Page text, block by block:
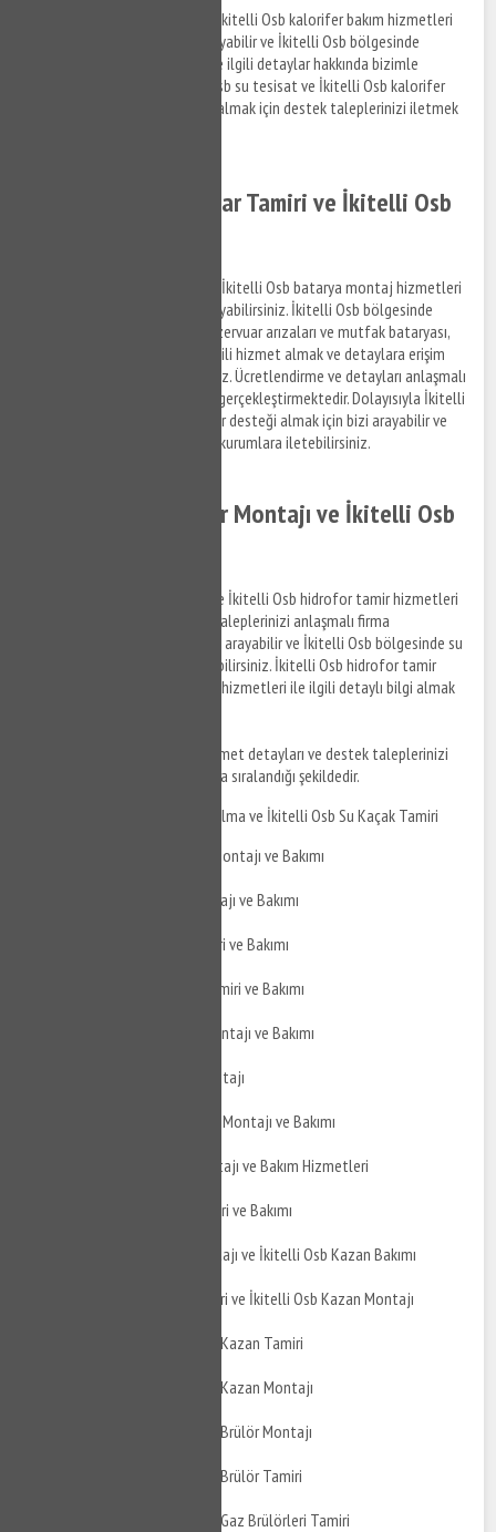
İkitelli Osb kalorifer tamiri ve İkitelli Osb kalorifer bakım hizmetleri
ile ilgili bilgi almak için bizi arayabilir ve İkitelli Osb bölgesinde
yaşadığınız tesisat sorunları ile ilgili detaylar hakkında bizimle
iletişim kurabilirsiniz. İkitelli Osb su tesisat ve İkitelli Osb kalorifer
tamiri hizmetleri ile ilgili bilgi almak için destek taleplerinizi iletmek
İkitelli Osb Rezervuar Tamiri ve İkitelli Osb
İkitelli Osb rezervuar tamiri ve İkitelli Osb batarya montaj hizmetleri
ile ilgili bilgi almak için bizi arayabilirsiniz. İkitelli Osb bölgesinde
yaşamış olduğunuz gömme rezervuar arızaları ve mutfak bataryası,
banyo bataryası arızaları ile ilgili hizmet almak ve detaylara erişim
sağlamak için bizi arayabilirsiniz. Ücretlendirme ve detayları anlaşmalı
olduğumuz firma personelleri gerçekleştirmektedir. Dolayısıyla İkitelli
Osb bölgesinde rezervuar tamir desteği almak için bizi arayabilir ve
destek taleplerinizi anlaşmalı kurumlara iletebilirsiniz.
İkitelli Osb Hidrofor Montajı ve İkitelli Osb
İkitelli Osb hidrofor montajı ve İkitelli Osb hidrofor tamir hizmetleri
ile ilgili bilgi almak ve destek taleplerinizi anlaşmalı firma
personellerine iletmek için bizi arayabilir ve İkitelli Osb bölgesinde su
tesisat tamiri ile ilgili bilgi alabilirsiniz. İkitelli Osb hidrofor tamir
hizmetleri ve hidrofor montaj hizmetleri ile ilgili detaylı bilgi almak
hizmet detayları ve destek taleplerinizi
iletebileceğiniz konular aşağıda sıralandığı şekildedir.
İkitelli Osb Su Kaçak Bulma ve İkitelli Osb Su Kaçak Tamiri
İkitelli Osb Duşakabin Montajı ve Bakımı
İkitelli Osb Jakuzi Montajı ve Bakımı
İkitelli Osb Jakuzi Tamiri ve Bakımı
İkitelli Osb Hidrofor Tamiri ve Bakımı
İkitelli Osb Hidrofor Montajı ve Bakımı
İkitelli Osb Şofben Montajı
İkitelli Osb Termosifon Montajı ve Bakımı
İkitelli Osb Boyler Montajı ve Bakım Hizmetleri
İkitelli Osb Boyler Tamiri ve Bakımı
İkitelli Osb Kazan Montajı ve İkitelli Osb Kazan Bakımı
İkitelli Osb Kazan Tamiri ve İkitelli Osb Kazan Montajı
İkitelli Osb Atmosferik Kazan Tamiri
İkitelli Osb Atmosferik Kazan Montajı
İkitelli Osb Atmosferik Brülör Montajı
İkitelli Osb Atmosferik Brülör Tamiri
İkitelli Osb Atmosferik Gaz Brülörleri Tamiri